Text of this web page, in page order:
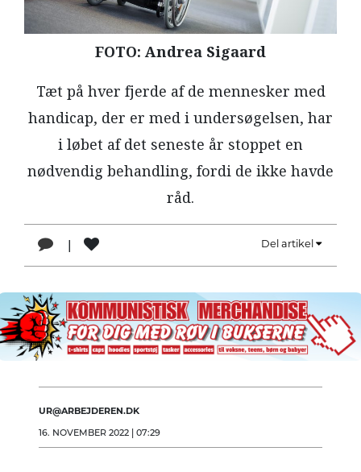
LÆSER
NAVNE
TEORI
OM
ARBEJDEREN
FOTO: Andrea Sigaard
Tæt på hver fjerde af de mennesker med
handicap, der er med i undersøgelsen, har
i løbet af det seneste år stoppet en
nødvendig behandling, fordi de ikke havde
råd.
| Del artikel
UR@ARBEJDEREN.DK
16. NOVEMBER 2022 | 07:29